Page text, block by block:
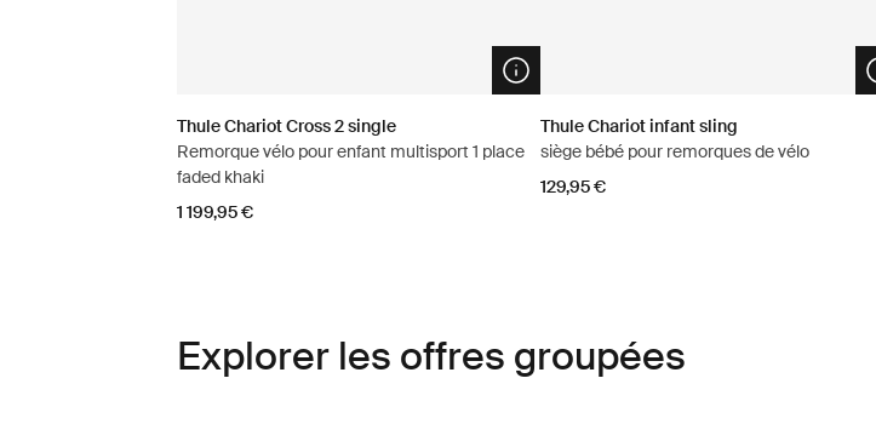
Open info modal
Thule Chariot Cross 2 single
Remorque vélo pour enfant multisport 1 place
faded khaki
1 199,95 €
Thule Chariot infant sling
siège bébé pour remorques de vélo
129,95 €
Explorer les offres groupées